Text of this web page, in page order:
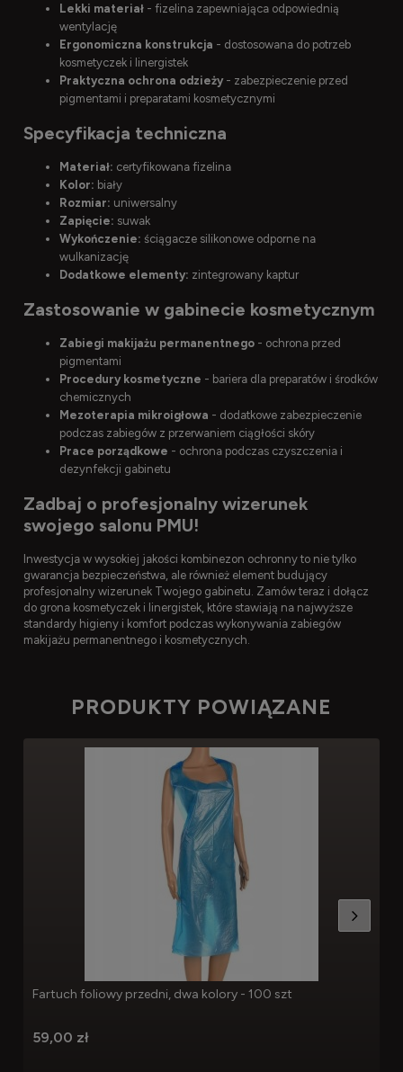
Lekki materiał - fizelina zapewniająca odpowiednią
wentylację
Ergonomiczna konstrukcja - dostosowana do potrzeb
kosmetyczek i linergistek
Praktyczna ochrona odzieży- zabezpieczenie przed
pigmentami i preparatami kosmetycznymi
Specyfikacja techniczna
Materiał: certyfikowana fizelina
Kolor: biały
Rozmiar: uniwersalny
Zapięcie: suwak
Wykończenie: ściągacze silikonowe odporne na
wulkanizację
Dodatkowe elementy: zintegrowany kaptur
Zastosowanie w gabinecie kosmetycznym
Zabiegi makijażu permanentnego - ochrona przed
pigmentami
Procedury kosmetyczne - bariera dla preparatów i środków
chemicznych
Mezoterapia mikroigłowa - dodatkowe zabezpieczenie
podczas zabiegów z przerwaniem ciągłości skóry
Prace porządkowe - ochrona podczas czyszczenia i
dezynfekcji gabinetu
Zadbaj o profesjonalny wizerunek
swojego salonu PMU!
Inwestycja w wysokiej jakości kombinezon ochronny to nie tylko
gwarancja bezpieczeństwa, ale również element budujący
profesjonalny wizerunek Twojego gabinetu. Zamów teraz i dołącz
do grona kosmetyczek i linergistek, które stawiają na najwyższe
standardy higieny i komfort podczas wykonywania zabiegów
makijażu permanentnego i kosmetycznych.
PRODUKTY POWIĄZANE
Fartuch foliowy przedni, dwa kolory - 100 szt
59,00 zł